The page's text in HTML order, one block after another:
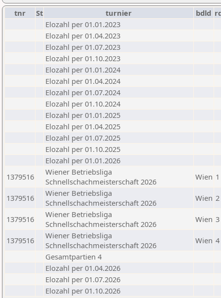
tnr St turnier bdld
Elozahl per 01.01.2023
Elozahl per 01.04.2023
Elozahl per 01.07.2023
Elozahl per 01.10.2023
Elozahl per 01.01.2024
Elozahl per 01.04.2024
Elozahl per 01.07.2024
Elozahl per 01.10.2024
Elozahl per 01.01.2025
Elozahl per 01.04.2025
Elozahl per 01.07.2025
Elozahl per 01.10.2025
Elozahl per 01.01.2026
1379516
Wiener Betriebsliga
Schnellschachmeisterschaft 2026
Wien 1
1379516
Wiener Betriebsliga
Schnellschachmeisterschaft 2026
Wien 2
1379516
Wiener Betriebsliga
Schnellschachmeisterschaft 2026
Wien 3
1379516
Wiener Betriebsliga
Schnellschachmeisterschaft 2026
Wien 4
Gesamtpartien 4
Elozahl per 01.04.2026
Elozahl per 01.07.2026
Elozahl per 01.10.2026